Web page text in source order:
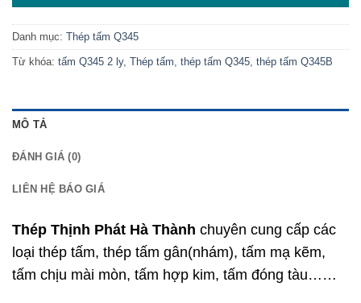
Danh mục: Thép tấm Q345
Từ khóa: tấm Q345 2 ly, Thép tấm thép tấm Q345 thép tấm Q345B
MÔ TẢ
ĐÁNH GIÁ (0)
LIÊN HỆ BÁO GIÁ
Thép Thịnh Phát Hà Thành chuyên cung cấp các
loại thép tấm, thép tấm gân(nhám), tấm mạ kẽm,
tấm chịu mài mòn, tấm hợp kim, tấm đóng tàu……